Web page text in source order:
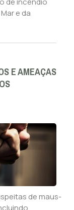
e da
E AMEAÇAS
de maus-